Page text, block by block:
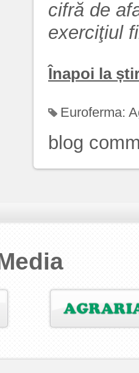
cifră de
exerciţiul
Înapoi la
Euroferma:
blog